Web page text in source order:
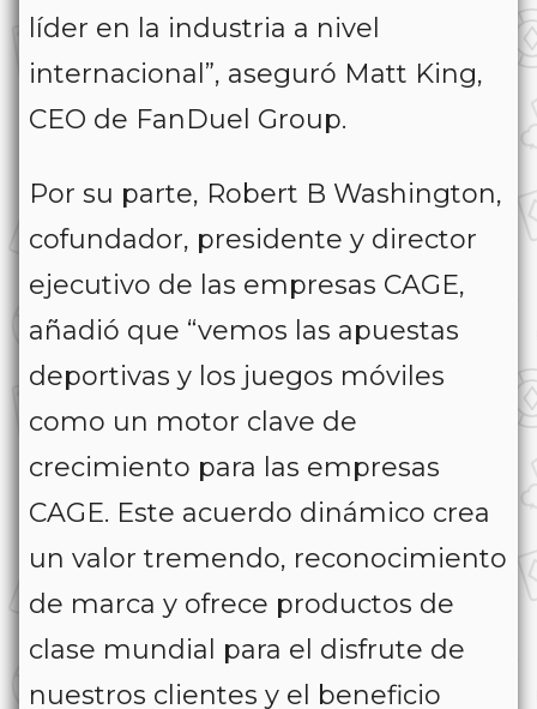
líder en la industria a nivel
internacional”, aseguró Matt King,
CEO de FanDuel Group.
Por su parte, Robert B Washington,
cofundador, presidente y director
ejecutivo de las empresas CAGE,
añadió que “vemos las apuestas
deportivas y los juegos móviles
como un motor clave de
crecimiento para las empresas
CAGE. Este acuerdo dinámico crea
un valor tremendo, reconocimiento
de marca y ofrece productos de
clase mundial para el disfrute de
nuestros clientes y el beneficio